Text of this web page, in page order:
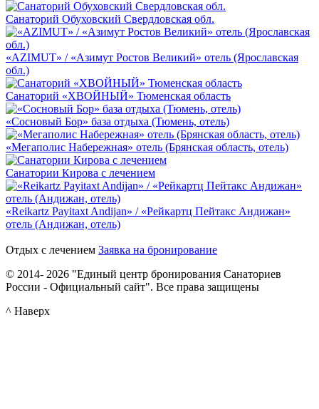
Санаторий Обуховский Свердловская обл.
«AZIMUT» / «Азимут Ростов Великий» отель (Ярославская
обл.)
Санаторий «ХВОЙНЫЙ» Тюменская область
«Сосновый Бор» база отдыха (Тюмень, отель)
«Мегаполис Набережная» отель (Брянская область, отель)
Санатории Кирова с лечением
«Reikartz Payitaxt Andijan» / «Рейкартц Пейтакс Андижан»
отель (Андижан, отель)
Отдых с лечением Заявка на бронирование
© 2014- 2026 "Единый центр бронирования Санаториев
России - Официальный сайт". Все права защищены
^ Наверх